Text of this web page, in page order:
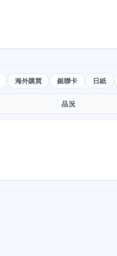
海外購買 銀聯卡 日紙
品況